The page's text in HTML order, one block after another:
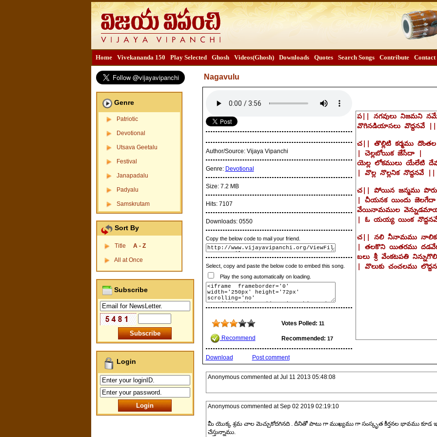
Home Vivekananda 150 Play Selected Ghosh Videos(Ghosh) Downloads Quotes Search Songs Contribute Contact
Genre
Patriotic
Devotional
Utsava Geetalu
Festival
Janapadalu
Padyalu
Samskrutam
Sort By
Title A - Z
All at Once
Subscribe
Login
Nagavulu
Author/Source: Vijaya Vipanchi
Genre: Devotional
Size: 7.2 MB
Hits: 7107
Downloads: 0550
Copy the below code to mail your friend.
Select, copy and paste the below code to embed this song.
Play the song automatically on loading.
Votes Polled: 11
Recommend Recommended: 17
Download Post comment
Anonymouscommented atJul 11 2013 05:48:08
Anonymouscommented atSep 02 2019 02:19:10
మీ యొక్క శ్రమ చాల మెచ్చుకోదగినది . దీనితో పాటు గా ముఖ్యము గా సంస్కృత కీర్తనల భావము కూడ
చేస్తున్నాము.